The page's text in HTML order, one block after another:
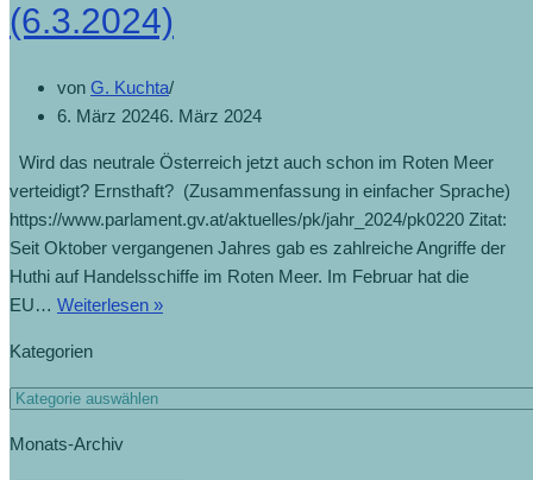
(6.3.2024)
von G. Kuchta
6. März 20246. März 2024
Wird das neutrale Österreich jetzt auch schon im Roten Meer
verteidigt? Ernsthaft? (Zusammenfassung in einfacher Sprache)
https://www.parlament.gv.at/aktuelles/pk/jahr_2024/pk0220 Zitat:
Seit Oktober vergangenen Jahres gab es zahlreiche Angriffe der
Huthi auf Handelsschiffe im Roten Meer. Im Februar hat die
EU… Weiterlesen »
Kategorien
Monats-Archiv